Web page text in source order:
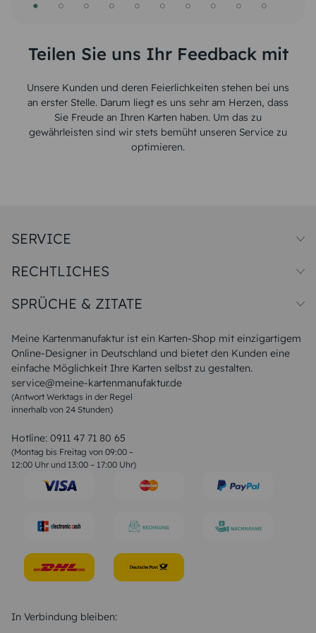
Teilen Sie uns Ihr Feedback mit
Unsere Kunden und deren Feierlichkeiten stehen bei uns
an erster Stelle. Darum liegt es uns sehr am Herzen, dass
Sie Freude an Ihren Karten haben. Um das zu
gewährleisten sind wir stets bemüht unseren Service zu
optimieren.
Meine Kartenmanufaktur ist ein Karten-Shop mit einzigartigem
Online-Designer in Deutschland und bietet den Kunden eine
einfache Möglichkeit Ihre Karten selbst zu gestalten.
service@meine-kartenmanufaktur.de
(Antwort Werktags in der Regel
innerhalb von 24 Stunden)
Hotline: 0911 47 71 80 65
(Montag bis Freitag von 09:00 –
12:00 Uhr und 13:00 – 17:00 Uhr)
SERVICE
Papiersorten
Unsere Produktion
Magazin
FAQ
RECHTLICHES
Widerrufsbelehrung
SPRÜCHE & ZITATE
Liebeskummer Sprüche
Sommer Sprüche
Muttertagssprüche
Sprüche zur Hochzeit
Sprüche zur Konfirmation & Kommunion
Weihnachtsgedichte
Liebessprüche
Geburtstagssprüche
Trauersprüche
Konfirmation Glückwünsche
In Verbindung bleiben: